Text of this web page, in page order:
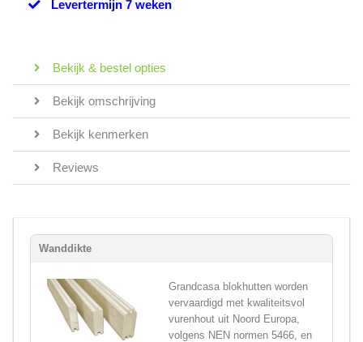
Levertermijn 7 weken
Bekijk & bestel opties
Bekijk omschrijving
Bekijk kenmerken
Reviews
Wanddikte
Grandcasa blokhutten worden
vervaardigd met kwaliteitsvol
vurenhout uit Noord Europa,
volgens NEN normen 5466, en